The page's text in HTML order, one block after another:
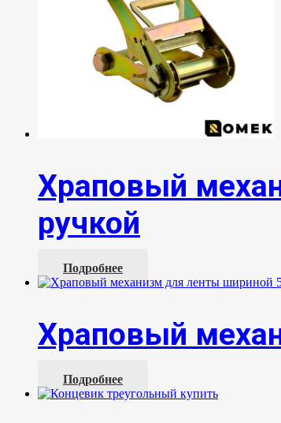
Храповый
ручкой
Подробнее
Храповый
Подробнее